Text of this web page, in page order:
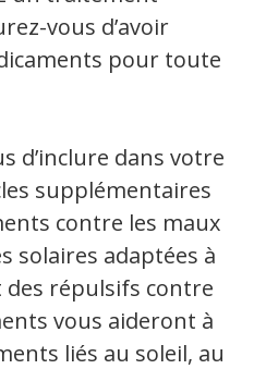
vous d’avoir
pour toute
d’inclure dans votre
supplémentaires
contre les maux
solaires adaptées à
répulsifs contre
vous aideront à
liés au soleil, aux